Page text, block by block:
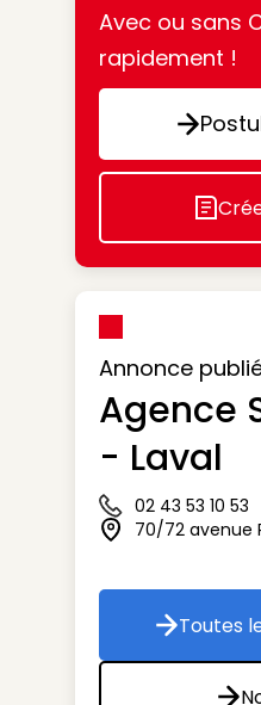
Avec ou sans
rapidement !
Annonce
Agence
- Laval
Icône téléphone
02 43 53 10 53
Icône adresse
70/72 avenue
Toutes